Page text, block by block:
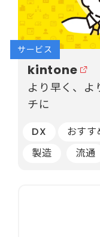
サービス
kintone
より早く、よ
チに
DX おすす
製造
流通